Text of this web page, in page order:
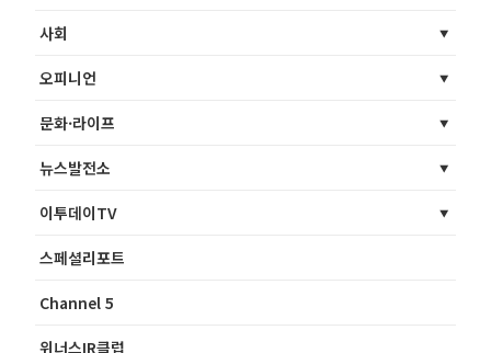
사회
오피니언
문화·라이프
뉴스발전소
이투데이TV
스페셜리포트
Channel 5
위너스IR클럽